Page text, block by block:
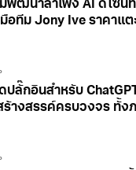
พัฒนาลำโพง AI ดีไซน์
อทีม Jony Ive ราคาแต
ปลั๊กอินสำหรับ
ร้างสรรค์ครบวงจร ทั้ง